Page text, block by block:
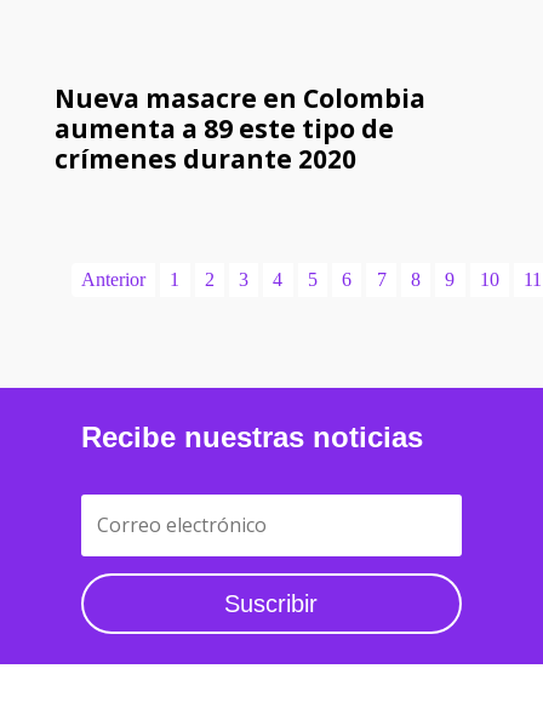
Nueva masacre en Colombia
aumenta a 89 este tipo de
crímenes durante 2020
Anterior 1 2 3 4 5 6 7 8 9 10 11
Recibe nuestras noticias
Suscribir